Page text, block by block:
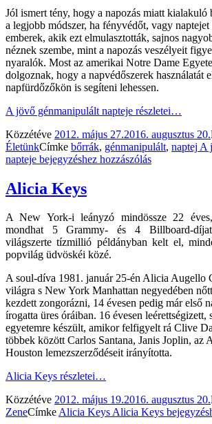
Jól ismert tény, hogy a napozás miatt kialakuló
a legjobb módszer, ha fényvédőt, vagy
emberek, akik ezt elmulasztották, sajnos
néznek szembe, mint a napozás veszélyeit
nyaralók. Most az amerikai Notre Dame
dolgoznak, hogy a napvédőszerek használatát
napfürdőzőkön is segíteni lehessen.
A jövő génmanipulált napteje részletei…
Közzétéve 2012. május 27.2016. augusztus 20.
ÉletünkCímke bőrrák, génmanipulált, naptej A
napteje bejegyzéshez hozzászólás
Alicia Keys
A New York-i leányzó mindössze 22
mondhat 5 Grammy- és 4 Billboard-
világszerte tízmillió példányban kelt el,
popvilág üdvöskéi közé.
A soul-díva 1981. január 25-én Alicia Augello
világra s New York Manhattan negyedében
kezdett zongorázni, 14 évesen pedig már első
írogatta üres óráiban. 16 évesen leérettségizett,
egyetemre készült, amikor felfigyelt rá Clive
többek között Carlos Santana, Janis Joplin, az
Houston lemezszerződéseit irányította.
Alicia Keys részletei…
Közzétéve 2012. május 19.2016. augusztus 20.
ZeneCímkeAlicia KeysAlicia Keys